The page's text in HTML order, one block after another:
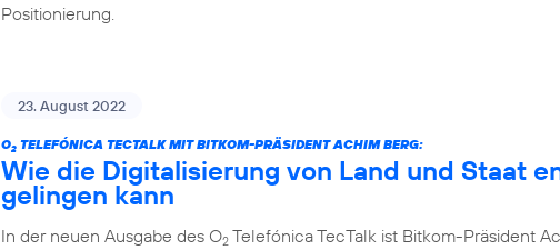
Positionierung.
23. August 2022
O2 TELEFÓNICA TECTALK MIT BITKOM-PRÄSIDENT ACHIM BERG:
Wie die Digitalisierung von Land und Staat
gelingen kann
In der neuen Ausgabe des O2 Telefónica TecTalk ist Bitkom-Präsident